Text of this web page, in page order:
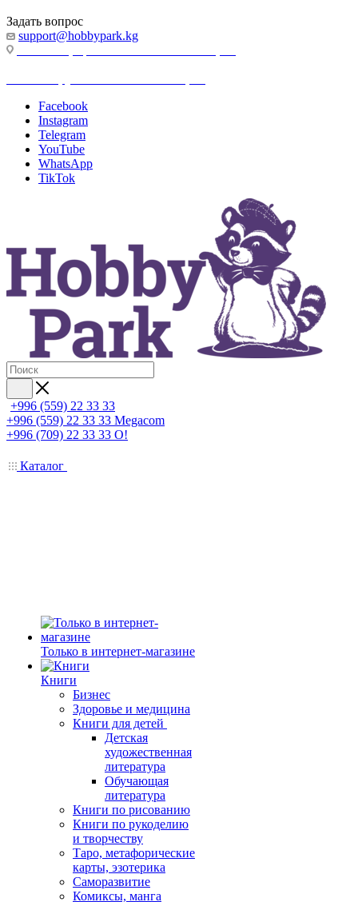
Задать вопрос
support@hobbypark.kg
Facebook
Instagram
Telegram
YouTube
WhatsApp
TikTok
+996 (559) 22 33 33
+996 (559) 22 33 33 Megacom
+996 (709) 22 33 33 O!
Каталог
Только в интернет-магазине
Книги
Бизнес
Здоровье и медицина
Книги для детей
Детская
художественная
литература
Обучающая
литература
Книги по рисованию
Книги по рукоделию
и творчеству
Таро, метафорические
карты, эзотерика
Саморазвитие
Комиксы, манга